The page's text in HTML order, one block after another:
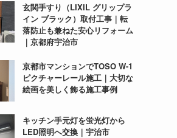
玄関手すり（LIXIL グリップラ
イン ブラック）取付工事｜転
落防止も兼ねた安心リフォーム
｜京都府宇治市
京都市マンションでTOSO W-1
ピクチャーレール施工｜大切な
絵画を美しく飾る施工事例
キッチン手元灯を蛍光灯から
LED照明へ交換｜宇治市